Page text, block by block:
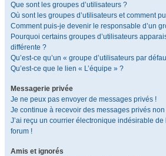
Que sont les groupes d’utilisateurs ?
Où sont les groupes d’utilisateurs et comment
Comment puis-je devenir le responsable d’un
Pourquoi certains groupes d’utilisateurs
différente ?
Qu’est-ce qu’un « groupe d’utilisateurs par
Qu’est-ce que le lien « L’équipe » ?
Messagerie privée
Je ne peux pas envoyer de messages privés !
Je continue à recevoir des messages privés
J’ai reçu un courrier électronique indésirable de
forum !
Amis et ignorés